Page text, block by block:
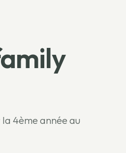
la 4ème année au